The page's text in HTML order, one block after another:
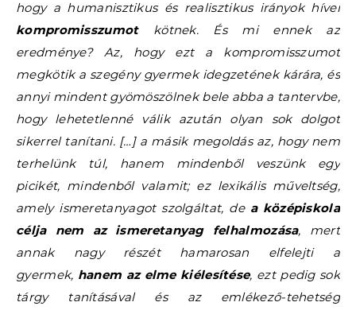
hogy a humanisztikus és realisztikus irányok hívei
kompromisszumotkötnek. És mi ennek az
eredménye? Az, hogy ezt a kompromisszumot
megkötik a szegény gyermek idegzetének kárára, és
annyi mindent gyömöszölnek bele abba a tantervbe,
hogy lehetetlenné válik azután olyan sok dolgot
sikerrel tanítani. […] a másik megoldás az, hogy nem
terhelünk túl, hanem mindenből veszünk egy
picikét, mindenből valamit; ez lexikális műveltség,
amely ismeretanyagot szolgáltat, de a középiskola
célja nem az ismeretanyag felhalmozása, mert
annak nagy részét hamarosan elfelejti a
gyermek, hanem az elme kiélesítése, ezt pedig sok
tárgy tanításával és az emlékező-tehetség